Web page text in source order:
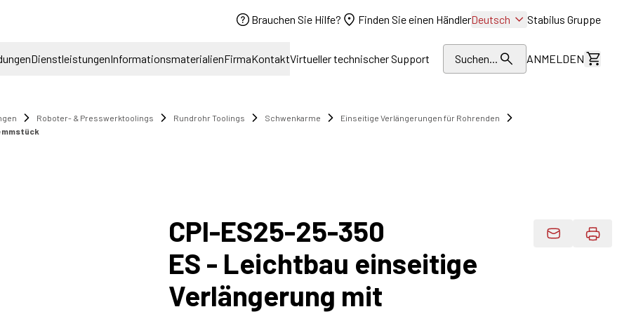
Brauchen Sie Hilfe? Finden Sie einen HändlerDeutsch Stabilus Gruppe
DienstleistungenInformationsmaterialienFirmaKontaktVirtueller technischer Support Suchen... ANMELDEN
Roboter- & Presswerktoolings Rundrohr Toolings Schwenkarme
Einseitige Verlängerungen für Rohrenden
CPI-ES25-25-350
ES - Leichtbau einseitige
Verlängerung mit
Produktdaten